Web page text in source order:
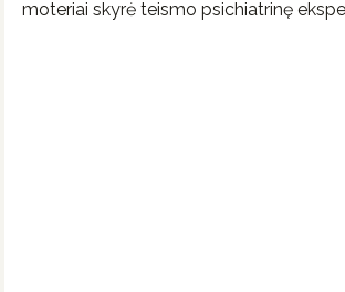
moteriai skyrė teismo psichiatrinę